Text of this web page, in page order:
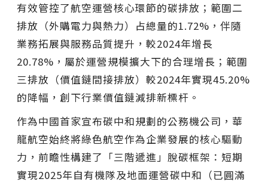
有效管控了航空運營核心環節的碳排放；範圍二
排放（外購電力與熱力）占總量的1.72%，伴隨
業務拓展與服務品質提升，較2024年增長
20.78%，屬於運營規模擴大下的合理增長；範圍
三排放（價值鏈間接排放）較2024年實現45.20%
的降幅，創下行業價值鏈減排新標杆。
作為中國首家宣布碳中和規劃的公務機公司，華
龍航空始終將綠色航空作為企業發展的核心驅動
力，前瞻性構建了「三階遞進」脫碳框架：短期
實現2025年自有機隊及地面運營碳中和（已圓滿